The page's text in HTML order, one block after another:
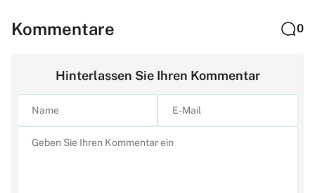
Kommentare 0
Hinterlassen Sie Ihren Kommentar